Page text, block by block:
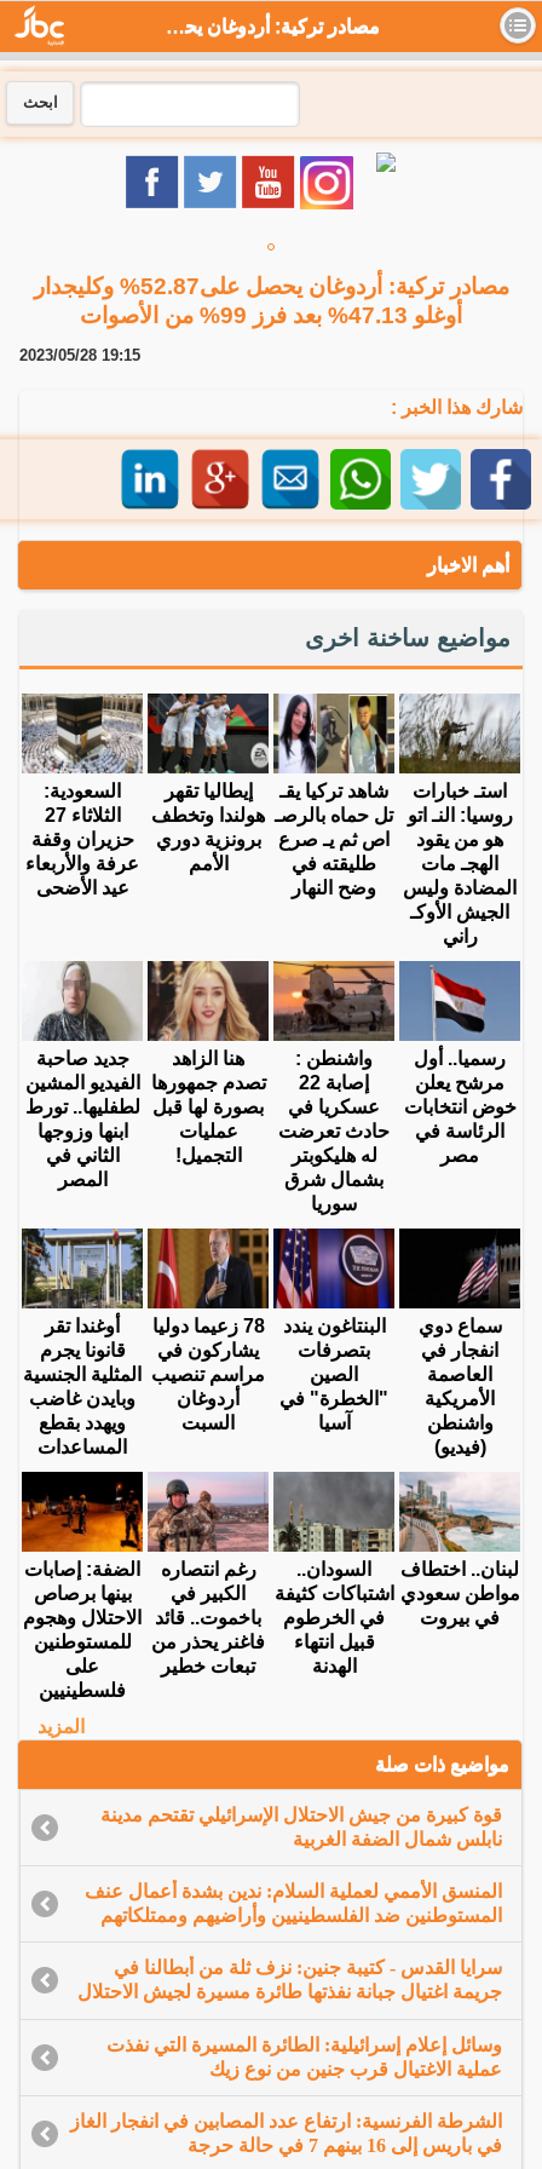
مصادر تركية: أردوغان يحصل على52.87% وكليجدار أوغلو 47.13% بعد فرز 99% من الأصوات - جي بي سي نيوز
ابحث
مصادر تركية: أردوغان يحصل على52.87% وكليجدار
أوغلو 47.13% بعد فرز 99% من الأصوات
2023/05/28 19:15
شارك هذا الخبر :
أهم الاخبار
مواضيع ساخنة اخرى
استـ خبارات
روسيا: النـ اتو
هو من يقود
الهجـ مات
المضادة وليس
الجيش الأوكـ
راني
شاهد تركيا يقـ
تل حماه بالرصـ
اص ثم يـ صرع
طليقته في
وضح النهار
إيطاليا تقهر
هولندا وتخطف
برونزية دوري
الأمم
السعودية:
الثلاثاء 27
حزيران وقفة
عرفة والأربعاء
عيد الأضحى
رسميا.. أول
مرشح يعلن
خوض انتخابات
الرئاسة في
مصر
واشنطن :
إصابة 22
عسكريا في
حادث تعرضت
له هليكوبتر
بشمال شرق
سوريا
هنا الزاهد
تصدم جمهورها
بصورة لها قبل
عمليات
التجميل!
جديد صاحبة
الفيديو المشين
لطفليها.. تورط
ابنها وزوجها
الثاني في
المصر
سماع دوي
انفجار في
العاصمة
الأمريكية
واشنطن
(فيديو)
البنتاغون يندد
بتصرفات
الصين
"الخطرة" في
آسيا
78 زعيما دوليا
يشاركون في
مراسم تنصيب
أردوغان
السبت
أوغندا تقر
قانونا يجرم
المثلية الجنسية
وبايدن غاضب
ويهدد بقطع
المساعدات
لبنان.. اختطاف
مواطن سعودي
في بيروت
السودان..
اشتباكات كثيفة
في الخرطوم
قبيل انتهاء
الهدنة
رغم انتصاره
الكبير في
باخموت.. قائد
فاغنر يحذر من
تبعات خطير
الضفة: إصابات
بينها برصاص
الاحتلال وهجوم
للمستوطنين
على
فلسطينيين
المزيد
مواضيع ذات صلة
قوة كبيرة من جيش الاحتلال الإسرائيلي تقتحم مدينة
نابلس شمال الضفة الغربية
المنسق الأممي لعملية السلام: ندين بشدة أعمال عنف
المستوطنين ضد الفلسطينيين وأراضيهم وممتلكاتهم
سرايا القدس - كتيبة جنين: نزف ثلة من أبطالنا في
جريمة اغتيال جبانة نفذتها طائرة مسيرة لجيش الاحتلال
وسائل إعلام إسرائيلية: الطائرة المسيرة التي نفذت
عملية الاغتيال قرب جنين من نوع زيك
الشرطة الفرنسية: ارتفاع عدد المصابين في انفجار الغاز
في باريس إلى 16 بينهم 7 في حالة حرجة